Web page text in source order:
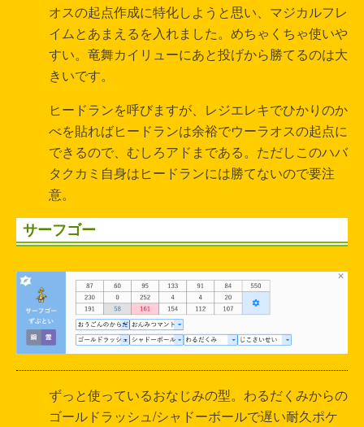
オスの起点作成に特化しようと思い、マジカルフレ
イムとあまえるを入れました。めちゃくちゃ使いや
すい。竜舞カイリューにあと投げから勝てるのは大
きいです。
ヒードランを呼びますが、レジエレキでひかりのか
べを貼ればヒードランは余裕でウーラオスの起点に
できるので、むしろアドまである。ただしこのハバ
タクカミ自身はヒードランには勝てないので要注
意。
サーフゴー
ずっと使っているおなじみの型。わるだくみからの
ゴールドラッシュ/シャドーボールで遅い耐久ポケ